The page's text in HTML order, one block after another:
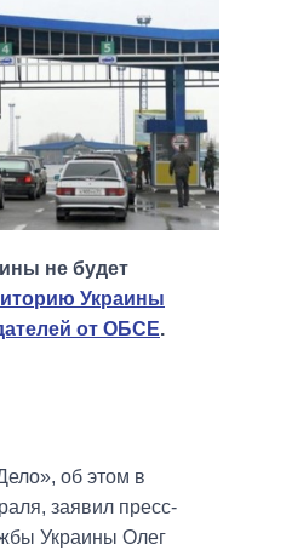
не будет
Украины
от ОБСЕ.
об этом в
заявил пресс-
Украины Олег